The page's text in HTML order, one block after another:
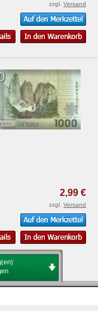
zzgl. Versand
2,99 €
zzgl. Versand